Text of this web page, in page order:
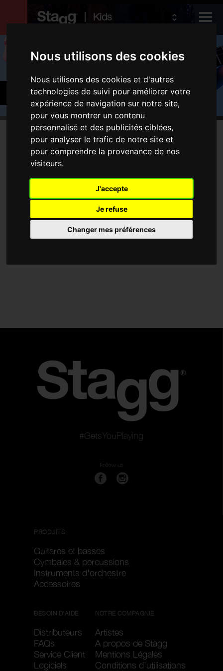
Nous utilisons des cookies
Nous utilisons des cookies et d'autres
technologies de suivi pour améliorer votre
expérience de navigation sur notre site,
pour vous montrer un contenu
personnalisé et des publicités ciblées,
pour analyser le trafic de notre site et
pour comprendre la provenance de nos
visiteurs.
J'accepte
Je refuse
Changer mes préférences
Kids
Audio &
Lighting
Produits
Accessoires
Produits
Accordeurs et métronomes
Guitares, basses et instruments folk
Instruments d'orchestre
Aucune produit ne correspond à votre recherche
#GetsYouPlaying
Follow us
PRODUITS
Guitares et basses
Cymbales & percussions
Instruments d'orchestre
Accessoires
BESOIN D'AIDE
Distributeurs
FAQs
Service Client
Logiciels
NOTRE COMPAGNIE
Artistes
A propos de Stagg
Mentions Légales
Conditions d'utilisations